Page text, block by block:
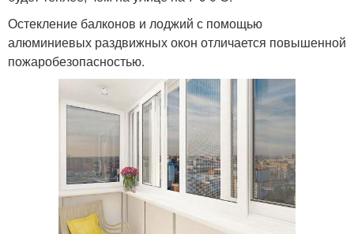
Остекление балконов и лоджий с помощью
алюминиевых раздвижных окон отличается повышенной
пожаробезопасностью.